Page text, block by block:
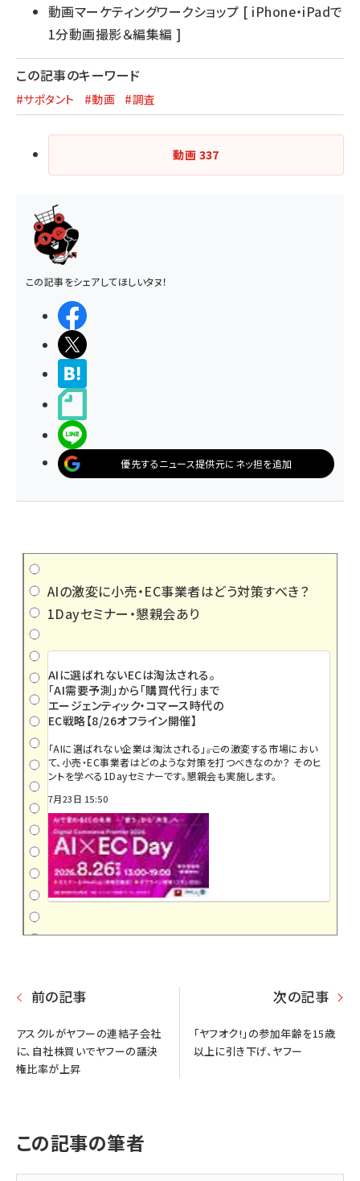
動画マーケティングワークショップ [ iPhone・iPadで
1分動画撮影＆編集編 ]
この記事のキーワード
#サポタント #動画 #調査
動画 337
この記事をシェアしてほしいタヌ！
優先するニュース提供元にネッ担を追加
AIの激変に小売・EC事業者はどう対策すべき？
1Dayセミナー・懇親会あり
AIに選ばれないECは淘汰される。
「AI需要予測」から「購買代行」まで
エージェンティック・コマース時代の
EC戦略【8/26オフライン開催】
「AIに選ばれない企業は淘汰される」――。この激変する市場におい
て、小売・EC事業者はどのような対策を打つべきなのか？ そのヒ
ントを学べる1Dayセミナーです。懇親会も実施します。
7月23日 15:50
前の記事
アスクルがヤフーの連結子会社
に、自社株買いでヤフーの議決
権比率が上昇
次の記事
「ヤフオク!」の参加年齢を15歳
以上に引き下げ、ヤフー
この記事の筆者